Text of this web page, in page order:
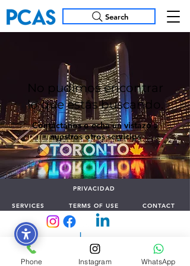
Search
No pudimos encontrar
lo que estás buscando.
Contáctanos o echa un vistazo a
nuestros otros servicios
PRIVACIDAD
SERVICES TERMS OF USE CONTACT
©
Phone Instagram WhatsApp